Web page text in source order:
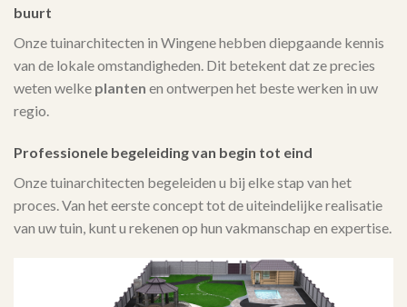
buurt
Onze tuinarchitecten in Wingene hebben diepgaande kennis
van de lokale omstandigheden. Dit betekent dat ze precies
weten welke planten en ontwerpen het beste werken in uw
regio.
Professionele begeleiding van begin tot eind
Onze tuinarchitecten begeleiden u bij elke stap van het
proces. Van het eerste concept tot de uiteindelijke realisatie
van uw tuin, kunt u rekenen op hun vakmanschap en expertise.